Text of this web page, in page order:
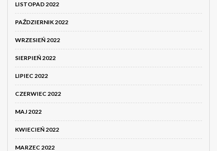
LISTOPAD 2022
PAŹDZIERNIK 2022
WRZESIEŃ 2022
SIERPIEŃ 2022
LIPIEC 2022
CZERWIEC 2022
MAJ 2022
KWIECIEŃ 2022
MARZEC 2022